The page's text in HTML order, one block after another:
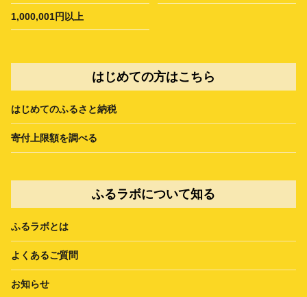
1,000,001円以上
はじめての方はこちら
はじめてのふるさと納税
寄付上限額を調べる
ふるラボについて知る
ふるラボとは
よくあるご質問
お知らせ